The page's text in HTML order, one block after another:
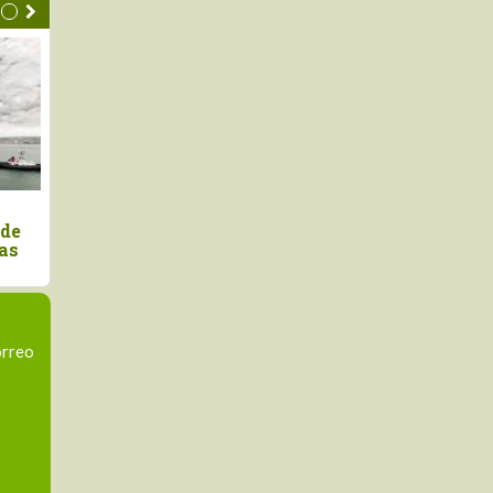
amazónica, el
que demuestra que el
en pie también